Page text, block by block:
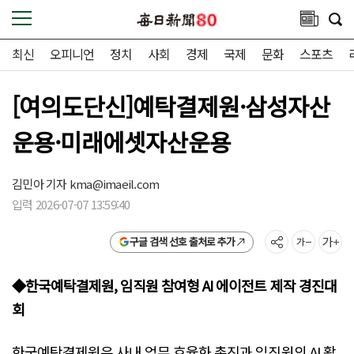
최신 오피니언 정치 사회 경제 국제 문화 스포츠
[여의도단신]예탁결제원·삼성자산
운용·미래에셋자산운용
김민아 기자kma@imaeil.com
입력 2026-07-07 13:59:40
구글 검색 선호 출처로 추가
◆한국예탁결제원, 임직원 참여형 AI 에이전트 제작 경진대
회